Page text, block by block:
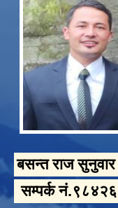
बसन्त राज सुनुवार
सम्पर्क